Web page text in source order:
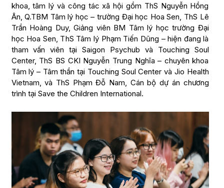
khoa, tâm lý và công tác xã hội gồm ThS Nguyễn Hồng
Ân, Q.TBM Tâm lý học – trường Đại học Hoa Sen, ThS Lê
Trần Hoàng Duy, Giảng viên BM Tâm lý học trường Đại
học Hoa Sen, ThS Tâm lý Phạm Tiến Dũng – hiện đang là
tham vấn viên tại Saigon Psychub và Touching Soul
Center, ThS BS CKI Nguyễn Trung Nghĩa – chuyên khoa
Tâm lý – Tâm thần tại Touching Soul Center và Jio Health
Vietnam, và ThS Phạm Đỗ Nam, Cán bộ dự án chương
trình tại Save the Children International.